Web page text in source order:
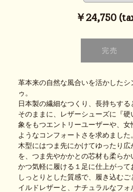
￥24,750
革本来の自然な風合いを活かしたシ
ゥ。
日本製の繊細なつくり、長持ちす
そのままに、レザーシューズに『
象をもつエントリーユーザーや、女
ようなコンフォートさを求めました
木型にはつま先にかけてゆったり広
を、つま先やかかとの芯材も柔ら
かつ気軽に履ける１足に仕上がって
しっとりとした質感で、履き込む
イルドレザーと、ナチュラルなフ